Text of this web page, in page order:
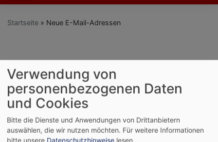
Startseite Neue E-Mail-Adressen
German
English
Neue E-Mail-
Adressen
Mit Wechsel unseres
Verwendung von
personenbezogenen Daten
und Cookies
Bitte die Dienste und Anwendungen von Drittanbietern
auswählen, die wir nutzen möchten. Für weitere Informationen
bitte unsere Datenschutzhinweise lesen.